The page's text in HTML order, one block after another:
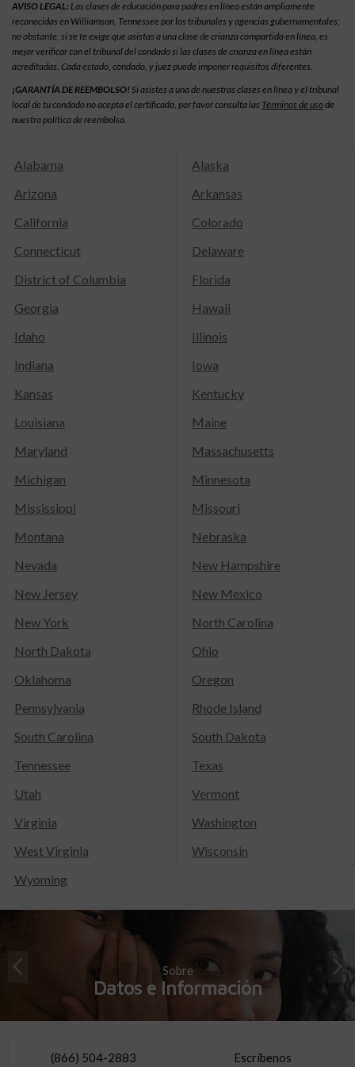
AVISO LEGAL:Las clases de educación para padres en línea están ampliamente
reconocidas en Williamson, Tennessee por los tribunales y agencias gubernamentales;
no obstante, si se te exige que asistas a una clase de crianza compartida en línea, es
mejor verificar con el tribunal del condado si las clases de crianza en línea están
acreditadas. Cada estado, condado, y juez puede imponer requisitos diferentes.
¡GARANTÍA DE REEMBOLSO! Si asistes a una de nuestras clases en línea y el tribunal
local de tu condado no acepta el certificado, por favor consulta las Términos de usode
nuestra política de reembolso.
Alabama
Alaska
Arizona
Arkansas
California
Colorado
Connecticut
Delaware
District of Columbia
Florida
Georgia
Hawaii
Idaho
Illinois
Indiana
Iowa
Kansas
Kentucky
Louisiana
Maine
Maryland
Massachusetts
Michigan
Minnesota
Mississippi
Missouri
Montana
Nebraska
Nevada
New Hampshire
New Jersey
New Mexico
New York
North Carolina
North Dakota
Ohio
Oklahoma
Oregon
Pennsylvania
Rhode Island
South Carolina
South Dakota
Tennessee
Texas
Utah
Vermont
Virginia
Washington
West Virginia
Wisconsin
Wyoming
Sobre
Datos e Información
(866) 504-2883 Escríbenos